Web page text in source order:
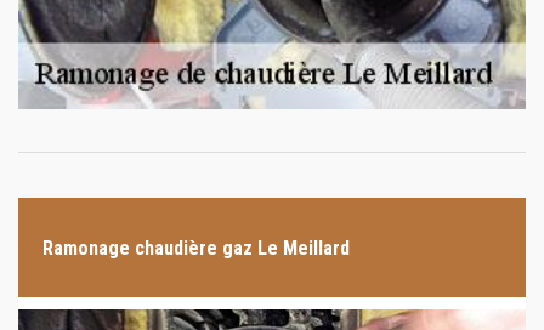
Ramonage chaudière gaz Le Meillard